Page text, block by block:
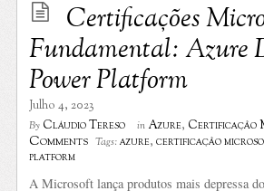
Certificações
Fundamental: Azure
Power Platform
Julho 4, 2023
By Cláudio Tereso in Azure, Certificação
Comments Tags:azure,certificação
platform
A Microsoft lança produtos mais depressa